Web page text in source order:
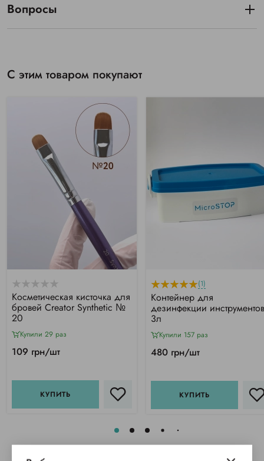
Вопросы
С этим товаром покупают
Косметическая кисточка для
бровей Creator Synthetic №
20
Купили 29 раз
109 грн/шт
КУПИТЬ
(1)
Контейнер для
дезинфекции
3л
Купили 157 раз
480 грн/шт
КУПИТЬ